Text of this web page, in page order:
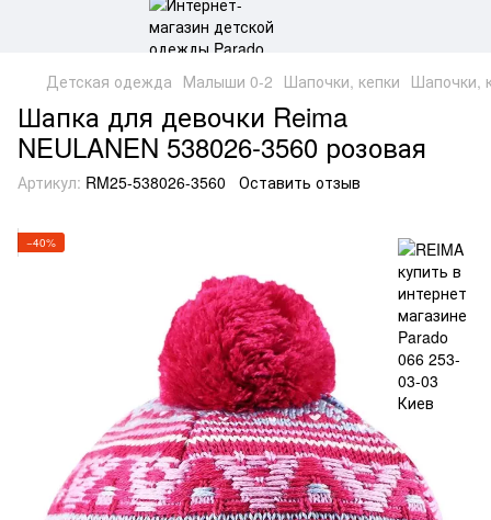
Детская одежда Малыши 0-2 Шапочки, кепки Шапочки,
Шапка для девочки Reima
NEULANEN 538026-3560 розовая
Артикул: RM25-538026-3560 Оставить отзыв
−40%